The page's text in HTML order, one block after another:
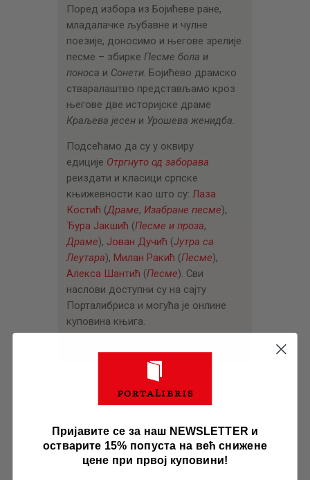
Поред избора из Бојићеве ране,
младалачке љубавне и чулне
поезије, доносимо и његове зрелије
песме – збирке Песме бола и
поноса и Сонети. Бојићево драмско
стваралаштво представљамо кроз
његове две историјске драме
Краљева јесени Урошева женидба.
Подсећамо да су у оквиру
едиције Отргнуто од заборава
реиздати и класици српске
књижевности као што су: Лаза
Костић (Драме, Изабране песме),
Ђура Јакшић (Песме и проза,
Драме), Јован Дучић (Јутра са
Леутара), Милан Ракић (Песме),
Алекса Шантић (Песме). Сви
наслови доступни су на сајту
Порталибриса и могућа је онлине
куповина књига.
Related Posts
Пријавите се за наш NEWSLETTER и
остварите 15% попуста на већ снижене
цене при првој куповини!